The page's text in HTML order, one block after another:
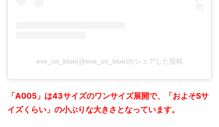
eve_un_blue(@eve_un_blue)がシェアした投稿
「A005」は43サイズのワンサイズ展開で、「およそSサ
イズくらい」の小ぶりな大きさとなっています。